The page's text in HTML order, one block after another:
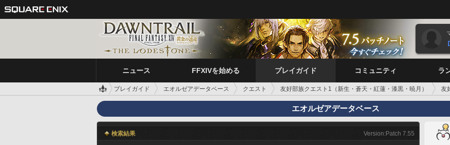
ニュース FFXIVを始める プレイガイド コミュニティ ラ
プレイガイド エオルゼアデータベース クエスト 友好部族クエスト1（新生・蒼天・紅蓮・漆黒・暁月）
友
デイリークエスト
 採掘野郎参上
エオルゼアデータベース
検索結果 Version:Patch 7.55